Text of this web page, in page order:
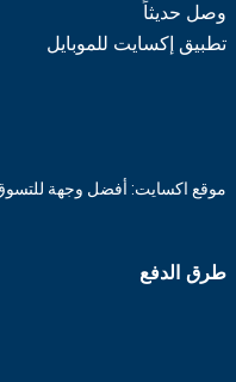
وصل حديثاً
تطبيق إكسايت للموبايل
موقع اكسايت: أفضل وجهة
طرق الدفع